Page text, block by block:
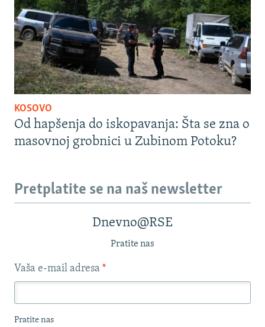
KOSOVO
Od hapšenja do iskopavanja: Šta se zna o
masovnoj grobnici u Zubinom Potoku?
Pretplatite se na naš newsletter
Dnevno@RSE
Pratite nas
Vaša e-mail adresa *
Pratite nas